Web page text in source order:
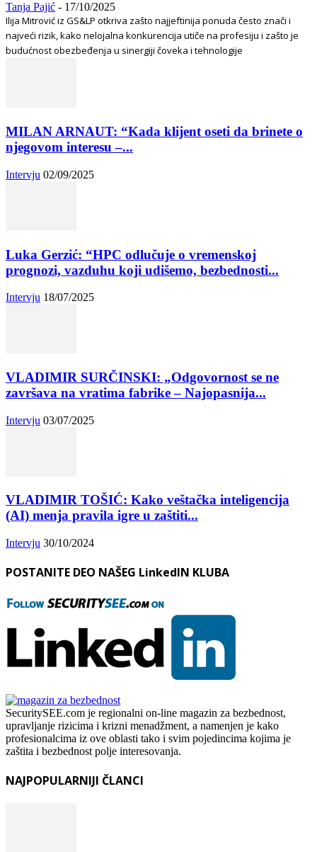
Tanja Pajić - 17/10/2025
Ilija Mitrović iz GS&LP otkriva zašto najjeftinija ponuda često znači i
najveći rizik, kako nelojalna konkurencija utiče na profesiju i zašto je
budućnost obezbeđenja u sinergiji čoveka i tehnologije
MILAN ARNAUT: “Kada klijent oseti da brinete o
njegovom interesu –...
Intervju 02/09/2025
Luka Gerzić: “HPC odlučuje o vremenskoj
prognozi, vazduhu koji udišemo, bezbednosti...
Intervju 18/07/2025
VLADIMIR SURČINSKI: „Odgovornost se ne
završava na vratima fabrike – Najopasnija...
Intervju 03/07/2025
VLADIMIR TOŠIĆ: Kako veštačka inteligencija
(AI) menja pravila igre u zaštiti...
Intervju 30/10/2024
POSTANITE DEO NAŠEG LinkedIN KLUBA
SecuritySEE.com je regionalni on-line magazin za bezbednost,
upravljanje rizicima i krizni menadžment, a namenjen je kako
profesionalcima iz ove oblasti tako i svim pojedincima kojima je
zaštita i bezbednost polje interesovanja.
NAJPOPULARNIJI ČLANCI